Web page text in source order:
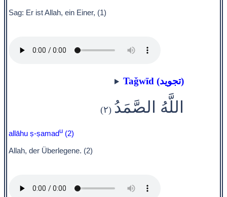
Sag: Er ist Allah, ein Einer, (1)
Taǧwīd (تجويد)
اللَّهُ الصَّمَدُ (٢)
allāhu ṣ-ṣamadu (2)
Allah, der Überlegene. (2)